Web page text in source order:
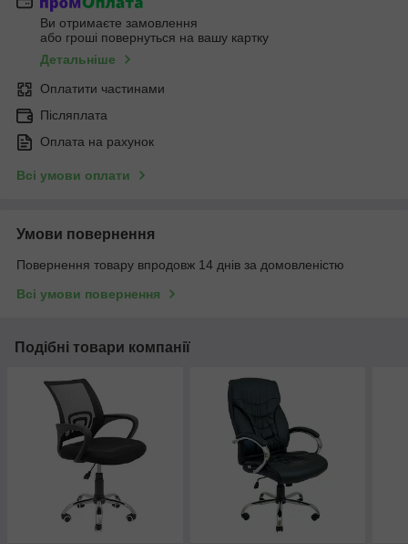
Ви отримаєте замовлення
або гроші повернуться на вашу картку
Детальніше
Оплатити частинами
Післяплата
Оплата на рахунок
Всі умови оплати
Умови повернення
Повернення товару впродовж 14 днів за домовленістю
Всі умови повернення
Подібні товари компанії